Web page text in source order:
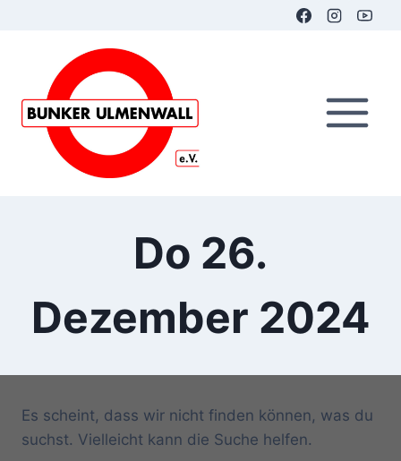
Do 26.
Dezember 2024
Es scheint, dass wir nicht finden können, was du
suchst. Vielleicht kann die Suche helfen.